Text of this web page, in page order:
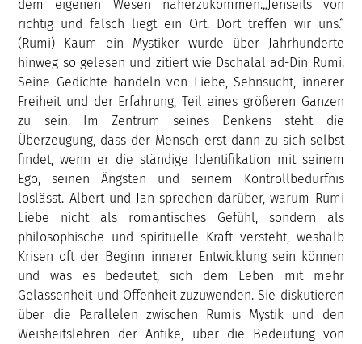
dem eigenen Wesen näherzukommen.„Jenseits von
richtig und falsch liegt ein Ort. Dort treffen wir uns.“
(Rumi) Kaum ein Mystiker wurde über Jahrhunderte
hinweg so gelesen und zitiert wie Dschalal ad-Din Rumi.
Seine Gedichte handeln von Liebe, Sehnsucht, innerer
Freiheit und der Erfahrung, Teil eines größeren Ganzen
zu sein. Im Zentrum seines Denkens steht die
Überzeugung, dass der Mensch erst dann zu sich selbst
findet, wenn er die ständige Identifikation mit seinem
Ego, seinen Ängsten und seinem Kontrollbedürfnis
loslässt. Albert und Jan sprechen darüber, warum Rumi
Liebe nicht als romantisches Gefühl, sondern als
philosophische und spirituelle Kraft versteht, weshalb
Krisen oft der Beginn innerer Entwicklung sein können
und was es bedeutet, sich dem Leben mit mehr
Gelassenheit und Offenheit zuzuwenden. Sie diskutieren
über die Parallelen zwischen Rumis Mystik und den
Weisheitslehren der Antike, über die Bedeutung von